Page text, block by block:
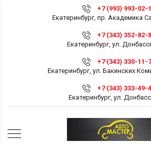
+7 (993) 993-02-
Екатеринбург, пр. Академика
+7 (343) 352-82-
Екатеринбург, ул.
+7 (343) 330-11-
Екатеринбург, ул. Бакинских
+7 (343) 333-49-
Екатеринбург, ул.